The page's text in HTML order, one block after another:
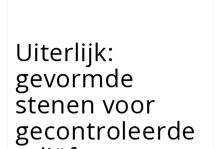
Uiterlijk:
gevormde
stenen voor
gecontroleerde